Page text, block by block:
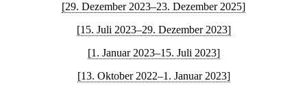
[29. Dezember 2023–23. Dezember 2025]
[15. Juli 2023–29. Dezember 2023]
[1. Januar 2023–15. Juli 2023]
[13. Oktober 2022–1. Januar 2023]